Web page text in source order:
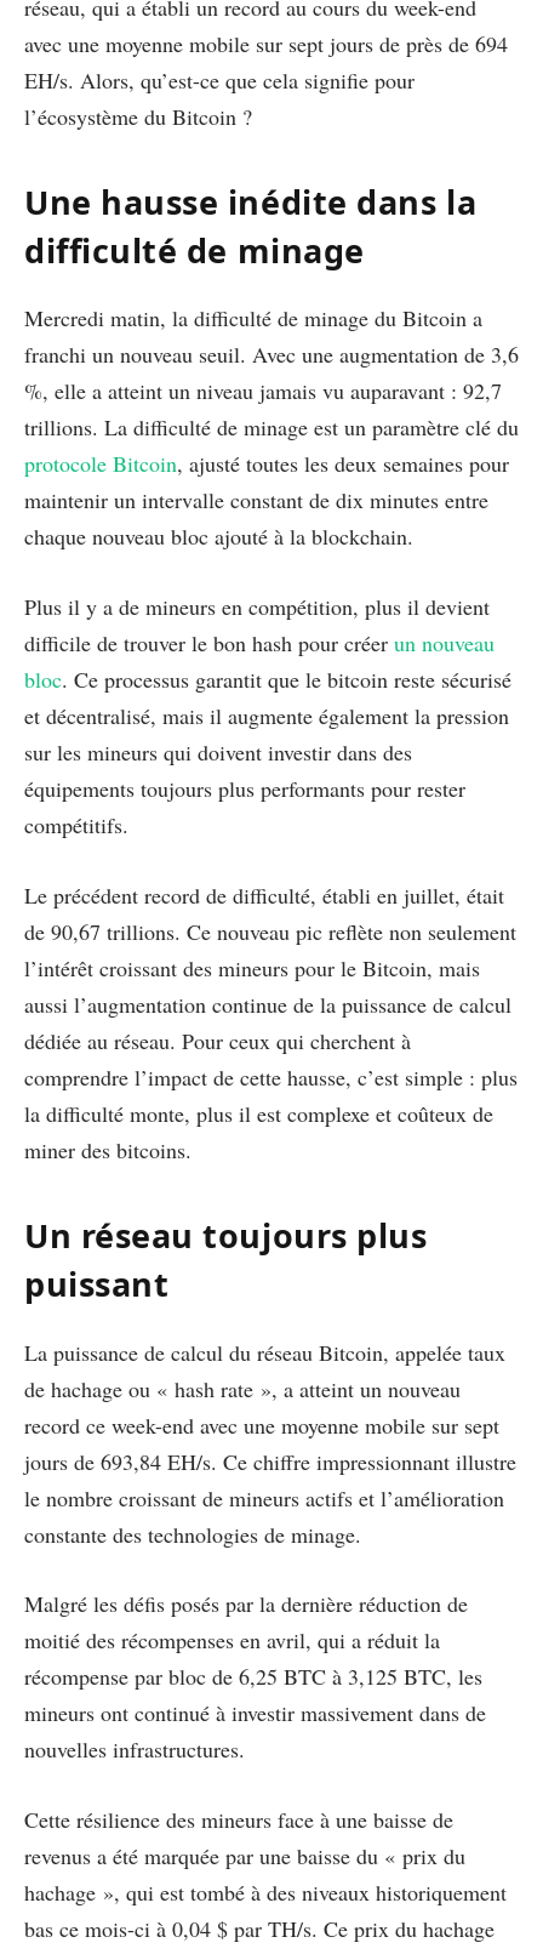
réseau, qui a établi un record au cours du week-end
avec une moyenne mobile sur sept jours de près de 694
EH/s. Alors, qu’est-ce que cela signifie pour
l’écosystème du Bitcoin ?
Une hausse inédite dans la
difficulté de minage
Mercredi matin, la difficulté de minage du Bitcoin a
franchi un nouveau seuil. Avec une augmentation de 3,6
%, elle a atteint un niveau jamais vu auparavant : 92,7
trillions. La difficulté de minage est un paramètre clé du
protocole Bitcoin, ajusté toutes les deux semaines pour
maintenir un intervalle constant de dix minutes entre
chaque nouveau bloc ajouté à la blockchain.
Plus il y a de mineurs en compétition, plus il devient
difficile de trouver le bon hash pour créer un nouveau
bloc. Ce processus garantit que le bitcoin reste sécurisé
et décentralisé, mais il augmente également la pression
sur les mineurs qui doivent investir dans des
équipements toujours plus performants pour rester
compétitifs.
Le précédent record de difficulté, établi en juillet, était
de 90,67 trillions. Ce nouveau pic reflète non seulement
l’intérêt croissant des mineurs pour le Bitcoin, mais
aussi l’augmentation continue de la puissance de calcul
dédiée au réseau. Pour ceux qui cherchent à
comprendre l’impact de cette hausse, c’est simple : plus
la difficulté monte, plus il est complexe et coûteux de
miner des bitcoins.
Un réseau toujours plus
puissant
La puissance de calcul du réseau Bitcoin, appelée taux
de hachage ou « hash rate », a atteint un nouveau
record ce week-end avec une moyenne mobile sur sept
jours de 693,84 EH/s. Ce chiffre impressionnant illustre
le nombre croissant de mineurs actifs et l’amélioration
constante des technologies de minage.
Malgré les défis posés par la dernière réduction de
moitié des récompenses en avril, qui a réduit la
récompense par bloc de 6,25 BTC à 3,125 BTC, les
mineurs ont continué à investir massivement dans de
nouvelles infrastructures.
Cette résilience des mineurs face à une baisse de
revenus a été marquée par une baisse du « prix du
hachage », qui est tombé à des niveaux historiquement
bas ce mois-ci à 0,04 $ par TH/s. Ce prix du hachage